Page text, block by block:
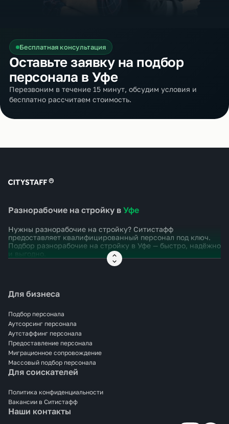
Бесплатная консультация
Оставьте заявку на подбор
персонала в Уфе
Перезвоним в течение 15 минут, обсудим условия и
бесплатно рассчитаем стоимость.
Разнорабочие на стройку в Уфе
Нужны разнорабочие на стройку? Ситистафф
предоставляет квалифицированный персонал под ключ.
Подбор разнорабочие на стройку в Уфе — быстро, надёжно
и выгодно.
Наши контакты
Для бизнеса
Подбор персонала
Аутсорсинг персонала
Аутстаффинг персонала
Предоставление персонала
Миграционное сопровождение
Массовый подбор персонала
Для соискателей
Политика конфиденциальности
Вакансии в Ситистафф